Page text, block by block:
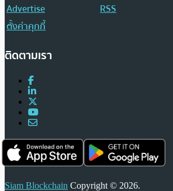
Advertise
RSS
ตั้งค่าคุกกี้
ติดตามเรา
Siam Blockchain Copyright © 2026.